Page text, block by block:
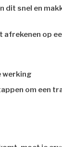
snel en
op
werking
om een